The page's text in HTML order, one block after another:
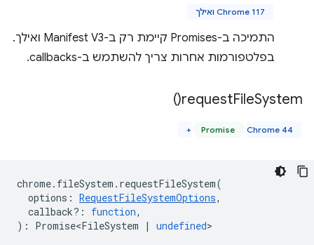
Chrome 117 ואילך
התמיכה ב-Promises קיימת רק ב-Manifest V3 ואילך.
בפלטפורמות אחרות צריך להשתמש ב-callbacks.
requestFileSystem(
)
Promise Chrome 44+
chrome. fileSystem . requestFileSystem(
options : RequestFileSystemOptions,
callback? : function,
) : Promise<FileSystem | undefined>